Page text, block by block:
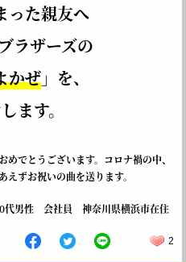
った親友へ
ラザーズの
かぜ 」を、
ます。
でとうございます。コロナ禍の中、
ずお祝いの曲を送ります。
代男性 会社員 神奈川県横浜市在住
2